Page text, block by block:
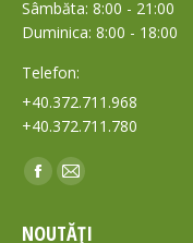
Sâmbăta: 8:00 - 21:00
Duminica: 8:00 - 18:00
Telefon:
+40.372.711.968
+40.372.711.780
Find us on:
Facebook
Mail
NOUTĂȚI